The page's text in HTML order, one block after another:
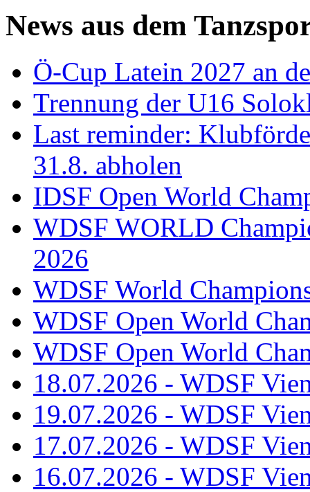
News aus dem
Ö-Cup Latein 2027 an
Trennung der U16
Last reminder:
31.8. abholen
IDSF Open World
WDSF WORLD
2026
WDSF World
WDSF Open World
WDSF Open World
18.07.2026 - WDSF
19.07.2026 - WDSF
17.07.2026 - WDSF
16.07.2026 - WDSF